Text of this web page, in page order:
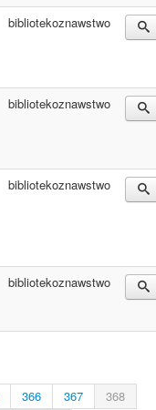
366 367
368
bibliotekoznawstwo
bibliotekoznawstwo
bibliotekoznawstwo
bibliotekoznawstwo